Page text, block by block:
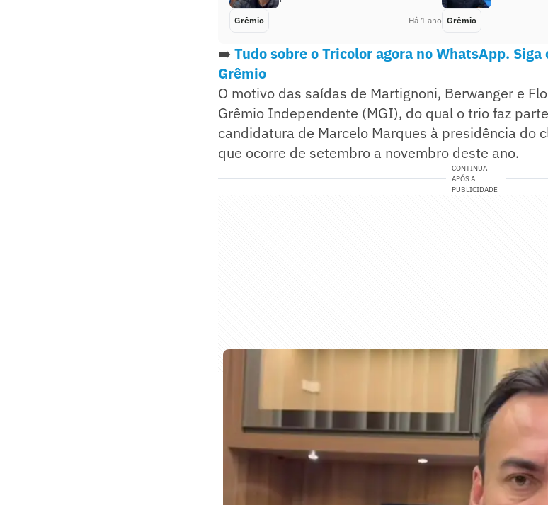
Grêmio Há 1 ano Grêmio
➡️ Tudo sobre o Tricolor agora no WhatsApp. Siga
Grêmio
O motivo das saídas de Martignoni, Berwanger e
Grêmio Independente (MGI), do qual o trio faz
candidatura de Marcelo Marques à presidência do
que ocorre de setembro a novembro deste ano.
CONTINUA
APÓS A
PUBLICIDADE